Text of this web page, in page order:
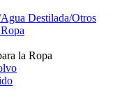
Destilada/Otros
la Ropa